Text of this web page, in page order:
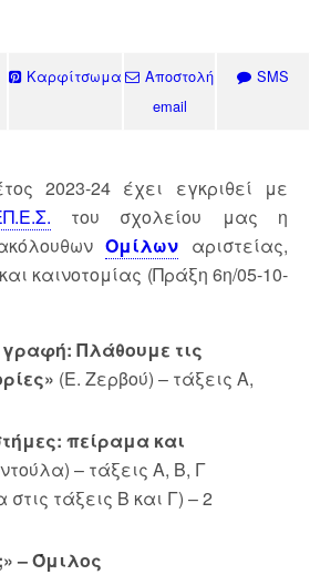
Καρφίτσωμα
Αποστολή
email
SMS
2023-24 έχει εγκριθεί με
του σχολείου μας η
Ομίλων αριστείας,
καινοτομίας (Πράξη 6η/05-10-
Πλάθουμε τις
(Ε. Ζερβού) – τάξεις Α,
πείραμα και
– τάξεις Α, Β, Γ
στις τάξεις Β και Γ) – 2
– Όμιλος